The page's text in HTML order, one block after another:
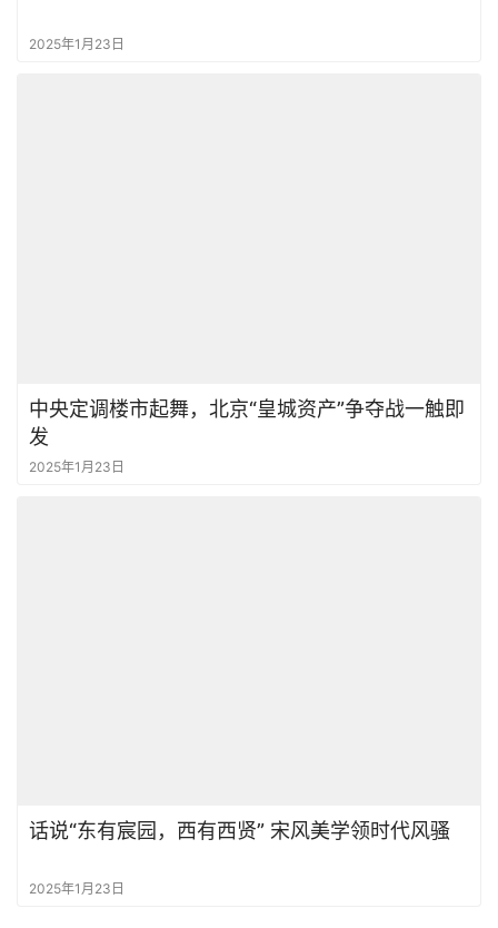
2025年1月23日
中央定调楼市起舞，北京“皇城资产”争夺战一触即
发
2025年1月23日
话说“东有宸园，西有西贤” 宋风美学领时代风骚
2025年1月23日